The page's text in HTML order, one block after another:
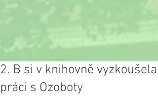
2. B si v knihovně vyzkoušela
práci s Ozoboty